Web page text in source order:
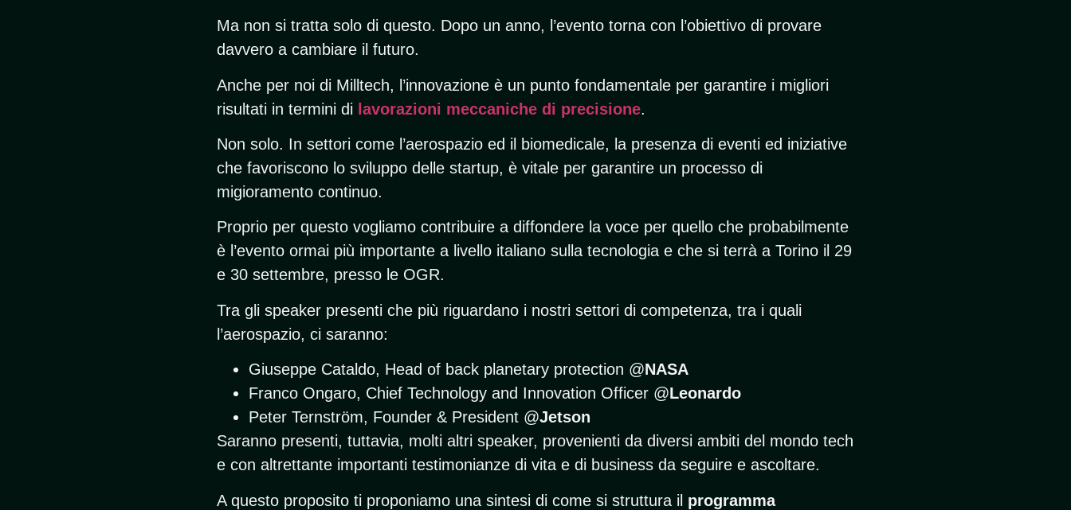
Ma non si tratta solo di questo. Dopo un anno, l’evento torna con l’obiettivo di provare
davvero a cambiare il futuro.
Anche per noi di Milltech, l’innovazione è un punto fondamentale per garantire i migliori
risultati in termini di lavorazioni meccaniche di precisione.
Non solo. In settori come l’aerospazio ed il biomedicale, la presenza di eventi ed iniziative
che favoriscono lo sviluppo delle startup, è vitale per garantire un processo di
migioramento continuo.
Proprio per questo vogliamo contribuire a diffondere la voce per quello che probabilmente
è l’evento ormai più importante a livello italiano sulla tecnologia e che si terrà a Torino il 29
e 30 settembre, presso le OGR.
Tra gli speaker presenti che più riguardano i nostri settori di competenza, tra i quali
l’aerospazio, ci saranno:
Giuseppe Cataldo, Head of back planetary protection @NASA
Franco Ongaro, Chief Technology and Innovation Officer @Leonardo
Peter Ternström, Founder & President @Jetson
Saranno presenti, tuttavia, molti altri speaker, provenienti da diversi ambiti del mondo tech
e con altrettante importanti testimonianze di vita e di business da seguire e ascoltare.
A questo proposito ti proponiamo una sintesi di come si struttura il programma